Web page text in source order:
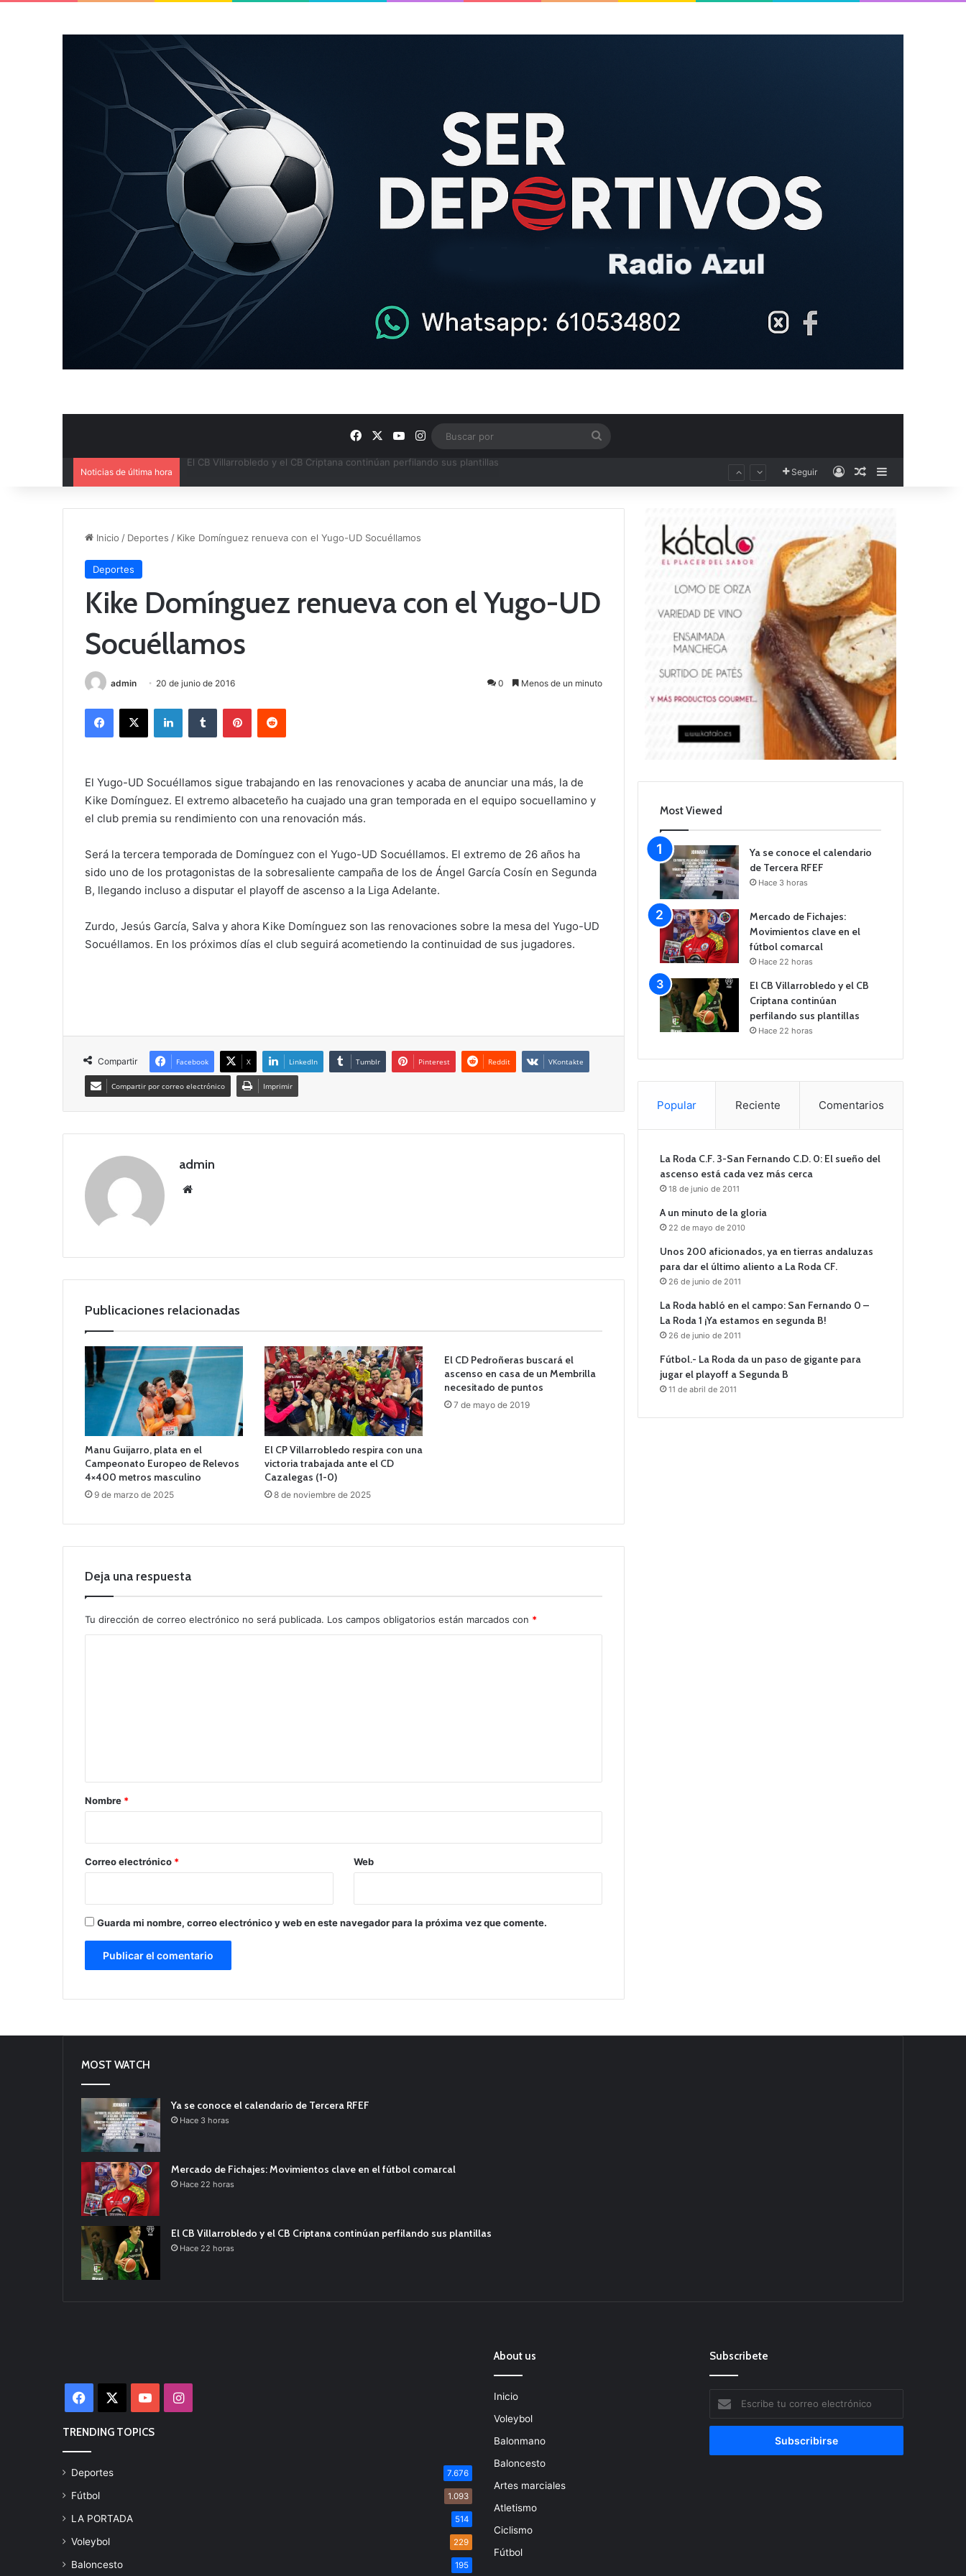
FacebookYouTube
Instagram
Noticias de última hora Seguir AccesoPublicación al
Inicio / Deportes / Kike Domínguez renueva con el Yugo-UD Socuéllamos
Deportes
Kike Domínguez renueva con el Yugo-UD
Socuéllamos
admin 20 de junio de 2016 0 Menos de un minuto
El Yugo-UD Socuéllamos sigue trabajando en las renovaciones y acaba de anunciar una más, la de
Kike Domínguez. El extremo albaceteño ha cuajado una gran temporada en el equipo socuellamino y
el club premia su rendimiento con una renovación más.
Será la tercera temporada de Domínguez con el Yugo-UD Socuéllamos. El extremo de 26 años ha
sido uno de los protagonistas de la sobresaliente campaña de los de Ángel García Cosín en Segunda
B, llegando incluso a disputar el playoff de ascenso a la Liga Adelante.
Zurdo, Jesús García, Salva y ahora Kike Domínguez son las renovaciones sobre la mesa del Yugo-UD
Socuéllamos. En los próximos días el club seguirá acometiendo la continuidad de sus jugadores.
Compartir Facebook X LinkedIn Tumblr Pinterest Reddit VKontakte
Compartir por correo electrónico Imprimir
admin
Publicaciones relacionadas
Manu Guijarro, plata en el
Campeonato Europeo de Relevos
4×400 metros masculino
9 de marzo de 2025
El CP Villarrobledo respira con una
victoria trabajada ante el CD
Cazalegas (1-0)
8 de noviembre de 2025
El CD Pedroñeras buscará el
ascenso en casa de un Membrilla
necesitado de puntos
7 de mayo de 2019
Deja una respuesta
Tu dirección de correo electrónico no será publicada. Los campos obligatorios están marcados con *
r
*
Nombre *
Correo electrónico * Web
Guarda mi nombre, correo electrónico y web en este navegador para la próxima vez que comente.
Most Viewed
Ya se conoce el calendario
de Tercera RFEF
Hace 3 horas
Mercado de Fichajes:
Movimientos clave en el
fútbol comarcal
Hace 22 horas
El CB Villarrobledo y el CB
Criptana continúan
perfilando sus plantillas
Hace 22 horas
Popular Reciente Comentarios
La Roda C.F. 3-San Fernando C.D. 0: El sueño del
ascenso está cada vez más cerca
18 de junio de 2011
A un minuto de la gloria
22 de mayo de 2010
Unos 200 aficionados, ya en tierras andaluzas
para dar el último aliento a La Roda CF.
26 de junio de 2011
La Roda habló en el campo: San Fernando 0 –
La Roda 1 ¡Ya estamos en segunda B!
26 de junio de 2011
Fútbol.- La Roda da un paso de gigante para
jugar el playoff a Segunda B
11 de abril de 2011
MOST WATCH
Ya se conoce el calendario de Tercera RFEF
Hace 3 horas
Mercado de Fichajes: Movimientos clave en el fútbol comarcal
Hace 22 horas
El CB Villarrobledo y el CB Criptana continúan perfilando sus plantillas
Hace 22 horas
Facebook YouTubeInstagram
TRENDING TOPICS
Deportes 7.676
Fútbol 1.093
LA PORTADA 514
Voleybol 229
Baloncesto 195
About us
Inicio
Voleybol
Balonmano
Baloncesto
Artes marciales
Atletismo
Ciclismo
Fútbol
Subscribete
tu
correo